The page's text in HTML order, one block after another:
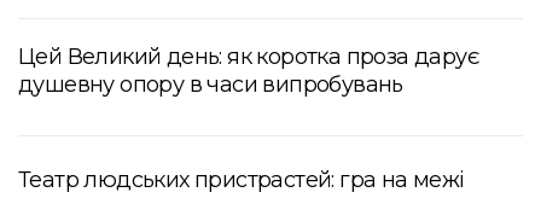
Цей Великий день: як коротка проза дарує
душевну опору в часи випробувань
Театр людських пристрастей: гра на межі